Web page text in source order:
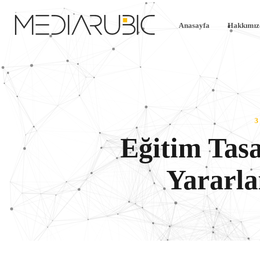
Anasayfa
Eğitim